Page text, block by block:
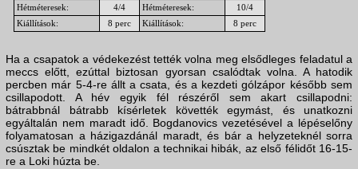
Hétméteresek: 4/4 Hétméteresek:
10/4
Kiállítások:
8 perc Kiállítások: 8 perc
Ha a csapatok a védekezést tették volna meg elsődleges feladatul a
meccs előtt, ezúttal biztosan gyorsan csalódtak volna. A hatodik
percben már 5-4-re állt a csata, és a kezdeti gólzápor később sem
csillapodott. A hév egyik fél részéről sem akart csillapodni:
bátrabbnál bátrabb kísérletek követték egymást, és unatkozni
egyáltalán nem maradt idő. Bogdanovics vezetésével a lépéselőny
folyamatosan a házigazdánál maradt, és bár a helyzeteknél sorra
csúsztak be mindkét oldalon a technikai hibák, az első félidőt 16-15-
re a Loki húzta be.